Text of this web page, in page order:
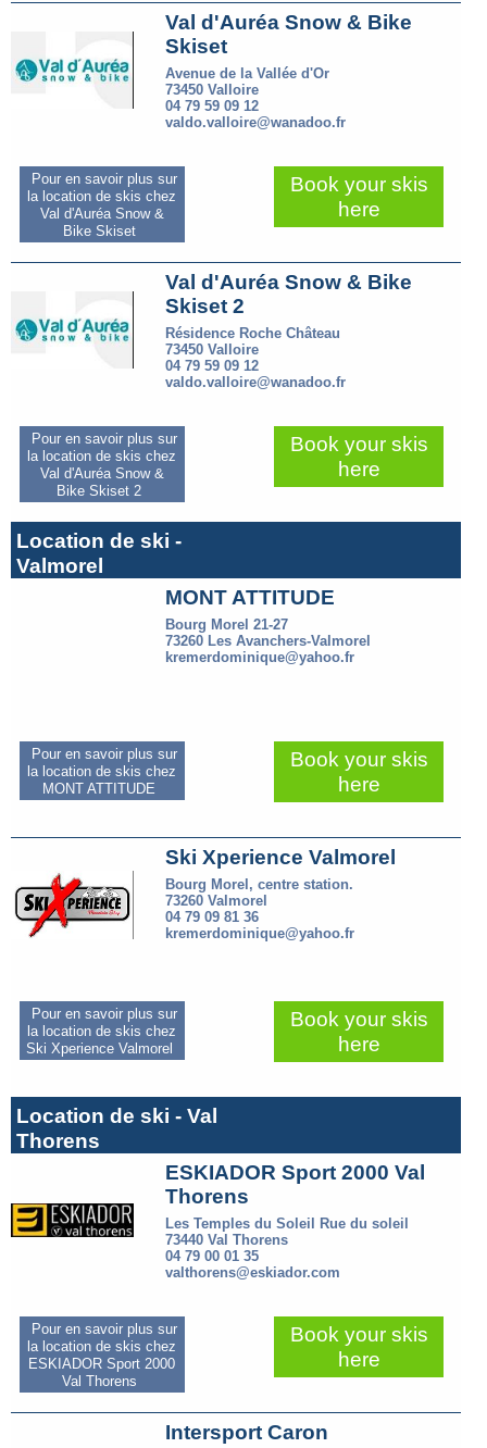
Val d'Auréa Snow & Bike
Skiset
Avenue de la Vallée d'Or
73450 Valloire
04 79 59 09 12
valdo.valloire@wanadoo.fr
Pour en savoir plus sur
la location de skis chez
Val d'Auréa Snow &
Bike Skiset
Book your skis
here
Val d'Auréa Snow & Bike
Skiset 2
Résidence Roche Château
73450 Valloire
04 79 59 09 12
valdo.valloire@wanadoo.fr
Pour en savoir plus sur
la location de skis chez
Val d'Auréa Snow &
Bike Skiset 2
Book your skis
here
Location de ski -
Valmorel
MONT ATTITUDE
Bourg Morel 21-27
73260 Les Avanchers-Valmorel
kremerdominique@yahoo.fr
Pour en savoir plus sur
la location de skis chez
MONT ATTITUDE
Book your skis
here
Ski Xperience Valmorel
Bourg Morel, centre station.
73260 Valmorel
04 79 09 81 36
kremerdominique@yahoo.fr
Pour en savoir plus sur
la location de skis chez
Ski Xperience Valmorel
Book your skis
here
Location de ski - Val
Thorens
ESKIADOR Sport 2000 Val
Thorens
Les Temples du Soleil Rue du soleil
73440 Val Thorens
04 79 00 01 35
valthorens@eskiador.com
Pour en savoir plus sur
la location de skis chez
ESKIADOR Sport 2000
Val Thorens
Book your skis
here
Intersport Caron